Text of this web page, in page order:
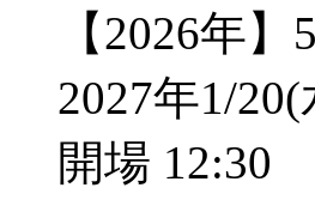
【2026年
2027年1/20(
開場 12:30